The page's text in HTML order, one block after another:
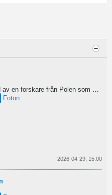
från Polen som är på jakt efter material av...
Foton
2026-04-29, 15:00